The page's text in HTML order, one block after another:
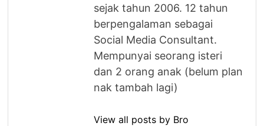
sejak tahun 2006. 12 tahun
berpengalaman sebagai
Social Media Consultant.
Mempunyai seorang isteri
dan 2 orang anak (belum plan
nak tambah lagi)
View all posts by Bro